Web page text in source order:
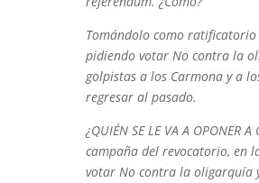
Tomándolo como ratificatorio
pidiendo votar No contra la
golpistas a los Carmona y a
regresar al pasado.
¿QUIÉN SE LE VA A OPONER A
campaña del revocatorio, en
votar No contra la oligarquía